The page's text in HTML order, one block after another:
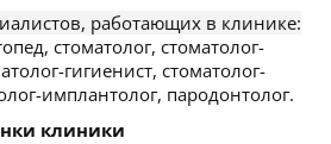
работающих в клинике:
стоматолог, стоматолог-
гигиенист, стоматолог-
имплантолог, пародонтолог.
клиники